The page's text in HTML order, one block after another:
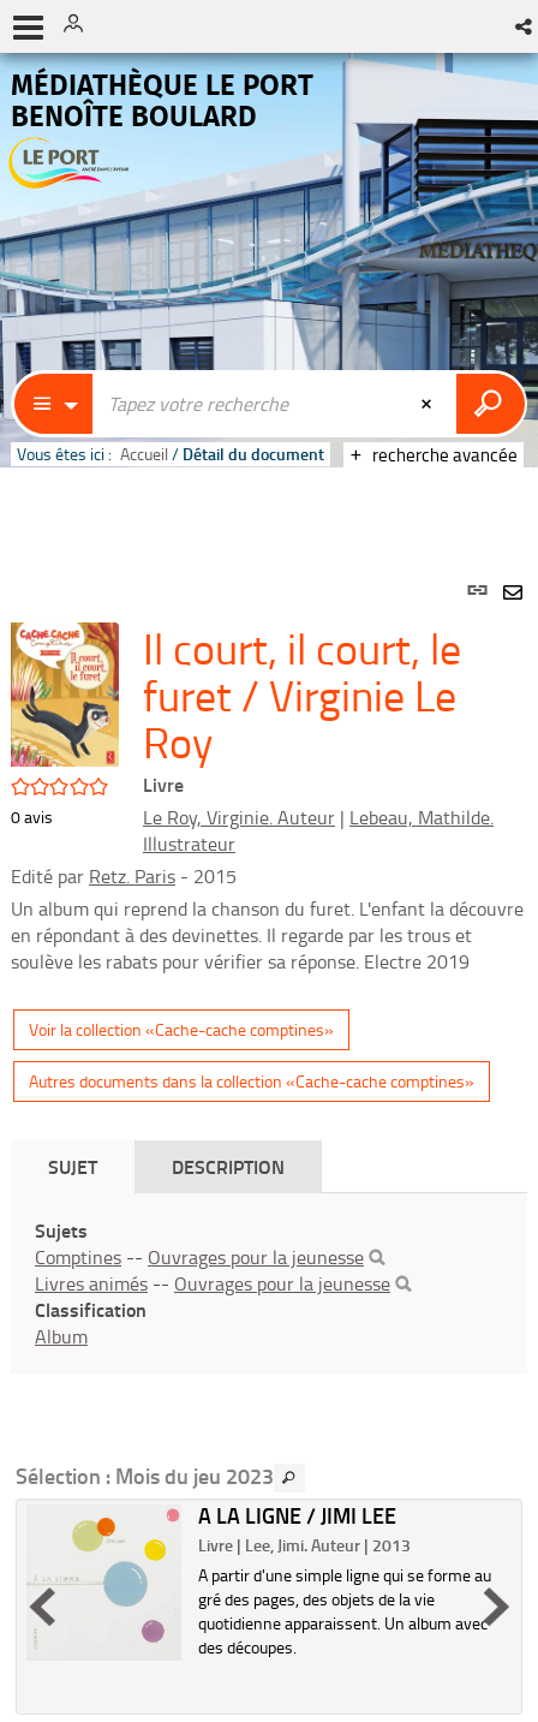
MÉDIATHÈQUE LE PORT
BENOÎTE BOULARD
recherche avancée
Vous êtes ici : Accueil / Détail du document
Lien
/5
0avis
Il court, il court, le
furet / Virginie Le
Roy
Livre
Le Roy, Virginie. Auteur | Lebeau, Mathilde.
Illustrateur
Edité par Retz. Paris - 2015
Un album qui reprend la chanson du furet. L'enfant la découvre
en répondant à des devinettes. Il regarde par les trous et
soulève les rabats pour vérifier sa réponse. Electre 2019
Voir la collection «Cache-cache comptines»
Autres documents dans la collection «Cache-cache comptines»
SUJET DESCRIPTION
Sujets
Comptines -- Ouvrages pour la jeunesse
Livres animés -- Ouvrages pour la jeunesse
Classification
Album
Sélection : Mois du jeu 2023
A LA LIGNE / JIMI LEE
Livre | Lee, Jimi. Auteur | 2013
A partir d'une simple ligne qui se forme au
gré des pages, des objets de la vie
quotidienne apparaissent. Un album avec
des découpes.